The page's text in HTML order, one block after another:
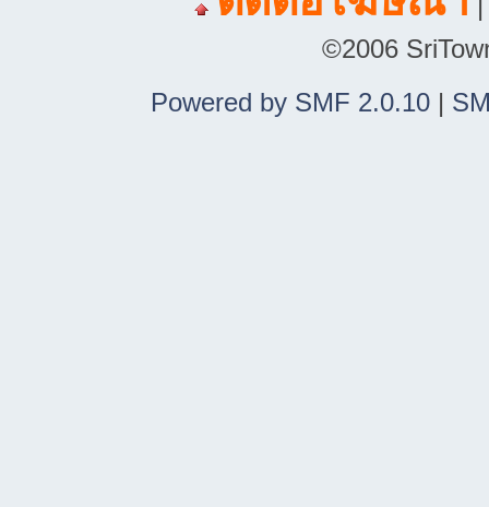
©2006
Powered by SMF 2.0.10|